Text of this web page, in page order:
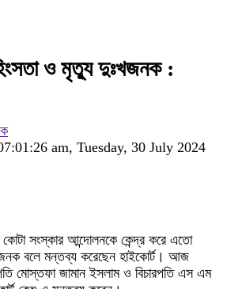
ও মৃত্যু দুঃখজনক :
am, Tuesday, 30 July 2024
কোটা সংস্কার আন্দোলনকে কেন্দ্র করে এতো
বলে মন্তব্য করেছেন হাইকোর্ট। আজ
মোস্তফা জামান ইসলাম ও বিচারপতি এস এম